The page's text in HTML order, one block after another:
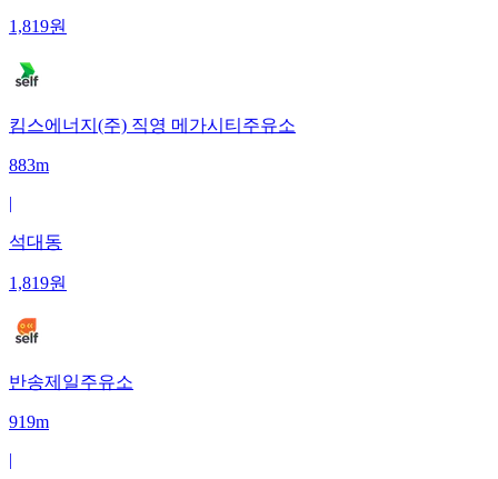
1,819원
킴스에너지(주) 직영 메가시티주유소
883m
|
석대동
1,819원
반송제일주유소
919m
|